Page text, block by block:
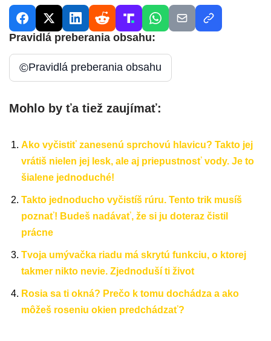
Pravidlá preberania obsahu:
©Pravidlá preberania obsahu
Mohlo by ťa tiež zaujímať:
Ako vyčistiť zanesenú sprchovú hlavicu? Takto jej
vrátiš nielen jej lesk, ale aj priepustnosť vody. Je to
šialene jednoduché!
Takto jednoducho vyčistíš rúru. Tento trik musíš
poznať! Budeš nadávať, že si ju doteraz čistil
prácne
Tvoja umývačka riadu má skrytú funkciu, o ktorej
takmer nikto nevie. Zjednoduší ti život
Rosia sa ti okná? Prečo k tomu dochádza a ako
môžeš roseniu okien predchádzať?